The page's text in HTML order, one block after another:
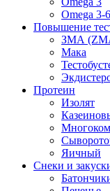
Omega 3-
Повышение
ЗМА
Мака
Протеин
Изолят
Яичный
Снеки и